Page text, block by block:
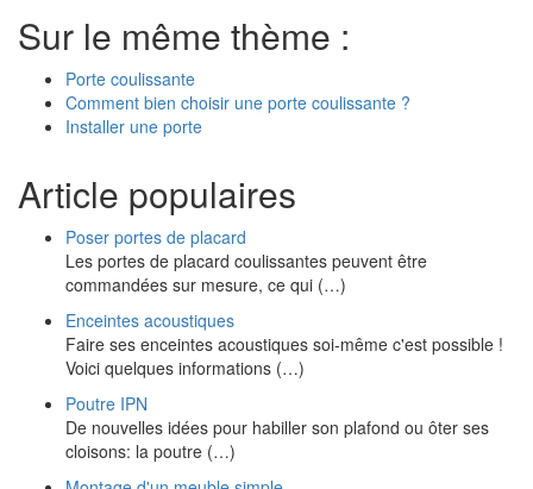
Sur le même thème :
Porte coulissante
Comment bien choisir une porte coulissante ?
Installer une porte
Article populaires
Poser portes de placard
Les portes de placard coulissantes peuvent être
commandées sur mesure, ce qui (…)
Enceintes acoustiques
Faire ses enceintes acoustiques soi-même c'est possible !
Voici quelques informations (…)
Poutre IPN
De nouvelles idées pour habiller son plafond ou ôter ses
cloisons: la poutre (…)